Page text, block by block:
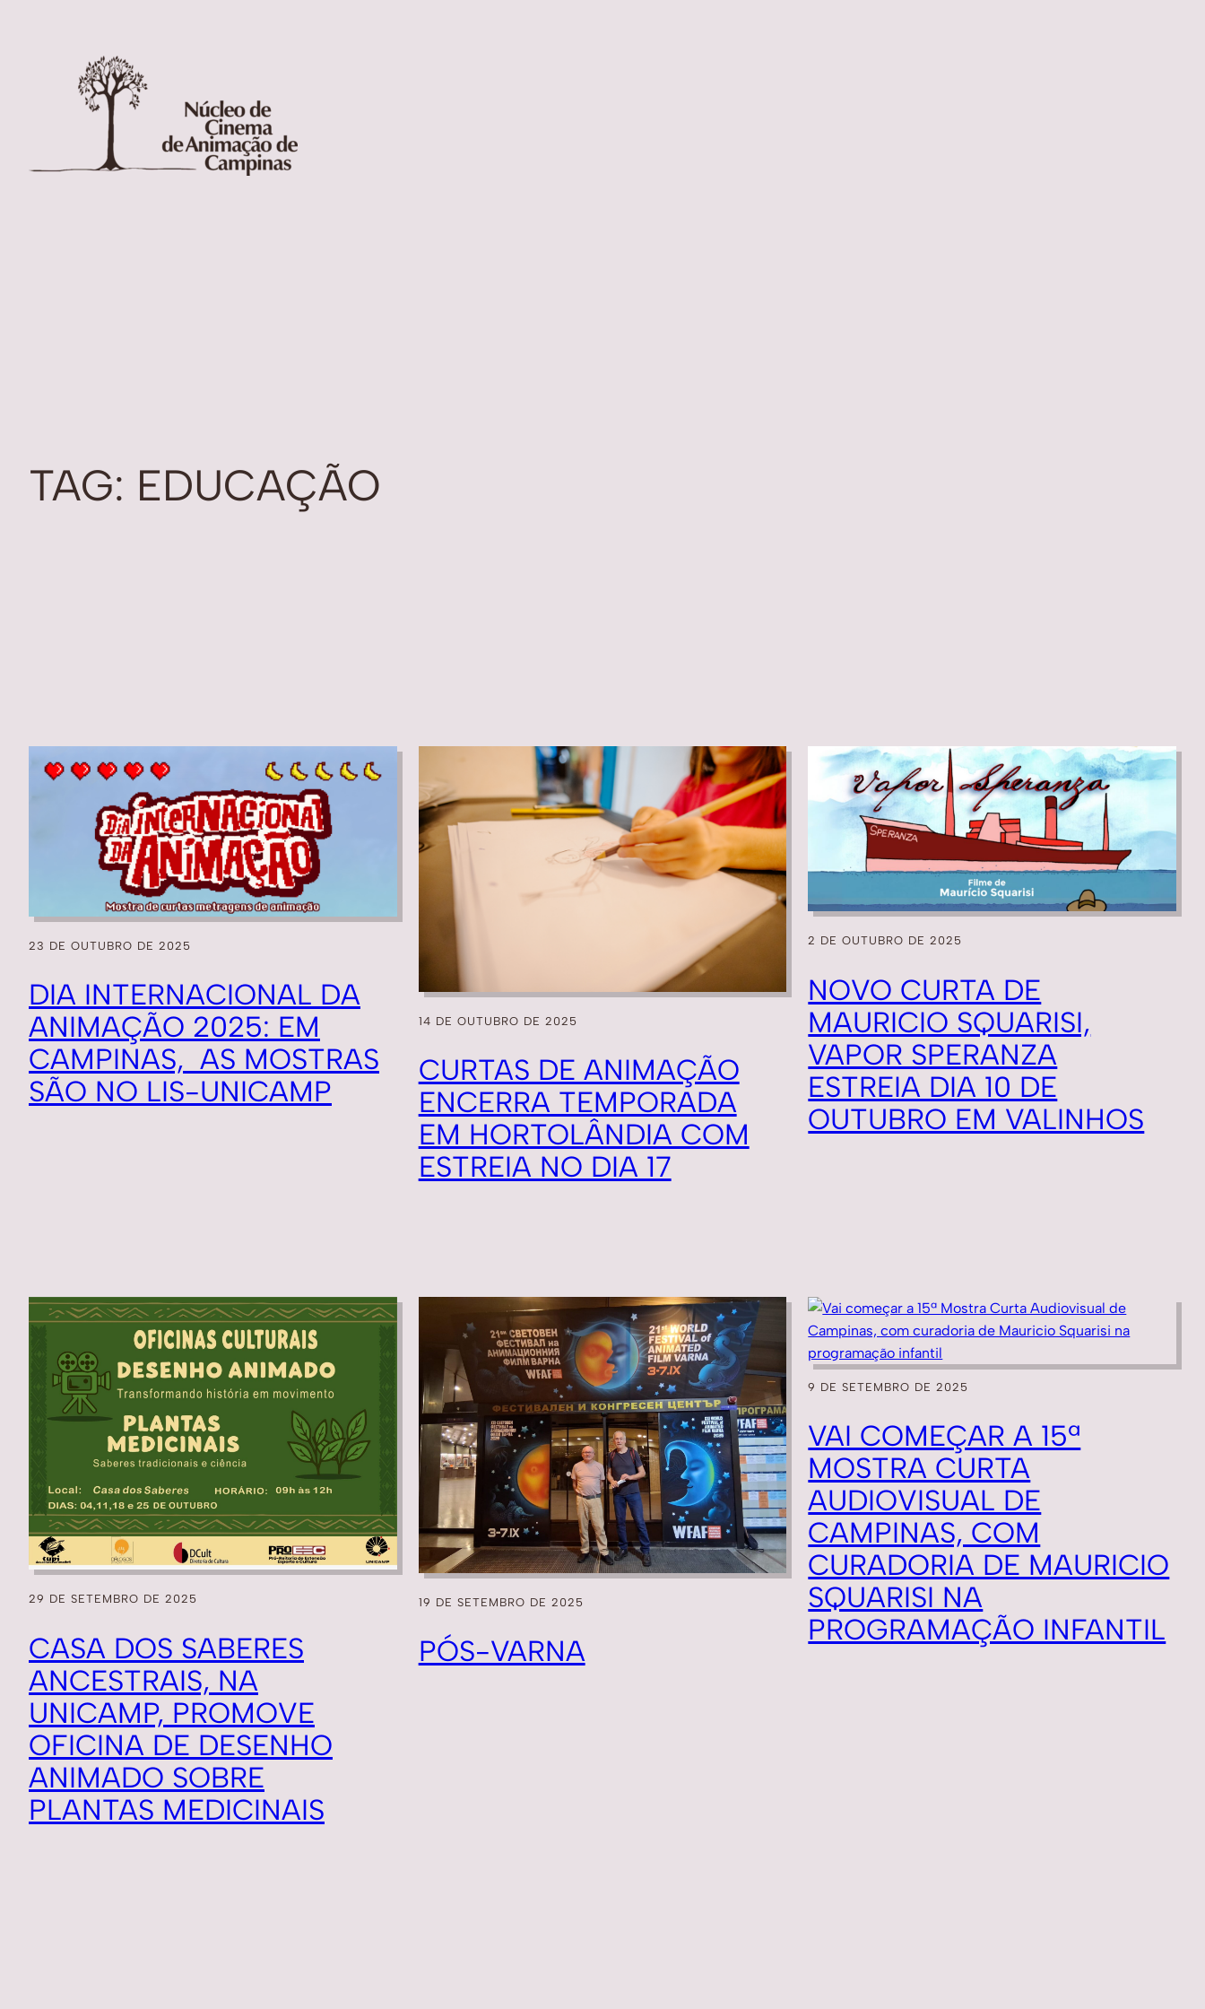
TAG: EDUCAÇÃO
23 DE OUTUBRO DE 2025
DIA INTERNACIONAL DA
ANIMAÇÃO 2025: EM
CAMPINAS, AS MOSTRAS
SÃO NO LIS-UNICAMP
14 DE OUTUBRO DE 2025
CURTAS DE ANIMAÇÃO
ENCERRA TEMPORADA
EM HORTOLÂNDIA COM
ESTREIA NO DIA 17
2 DE OUTUBRO DE 2025
NOVO CURTA DE
MAURICIO SQUARISI,
VAPOR SPERANZA
ESTREIA DIA 10 DE
OUTUBRO EM VALINHOS
29 DE SETEMBRO DE 2025
CASA DOS SABERES
ANCESTRAIS, NA
UNICAMP, PROMOVE
OFICINA DE DESENHO
ANIMADO SOBRE
PLANTAS MEDICINAIS
19 DE SETEMBRO DE 2025
PÓS-VARNA
9 DE SETEMBRO DE 2025
VAI COMEÇAR A 15ª
MOSTRA CURTA
AUDIOVISUAL DE
CAMPINAS, COM
CURADORIA DE MAURICIO
SQUARISI NA
PROGRAMAÇÃO INFANTIL